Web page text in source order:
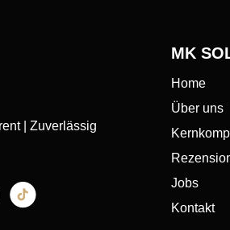
| Zuverlässig
MK
Home
Über uns
Jobs
Kontakt